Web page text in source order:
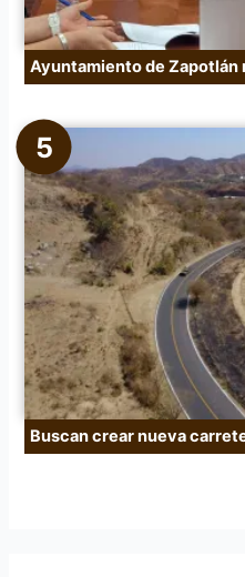
Ayuntamiento de
Buscan crear nueva